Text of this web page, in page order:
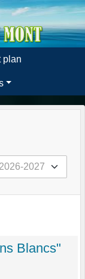
plan
Blancs"